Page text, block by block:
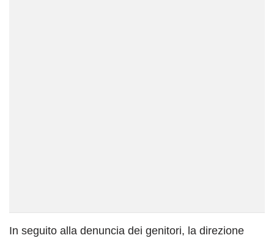
In seguito alla denuncia dei genitori, la direzione